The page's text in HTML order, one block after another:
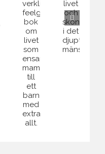
verklighetsbaserad
feelgood-
bok
livet
ensam
mamma
handlar
livet
och
skönheten